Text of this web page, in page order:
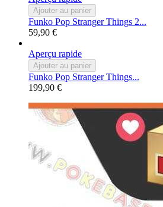
Ajouter au panier
Funko Pop Stranger Things 2...
59,90 €
Aperçu rapide
Ajouter au panier
Funko Pop Stranger Things...
199,90 €